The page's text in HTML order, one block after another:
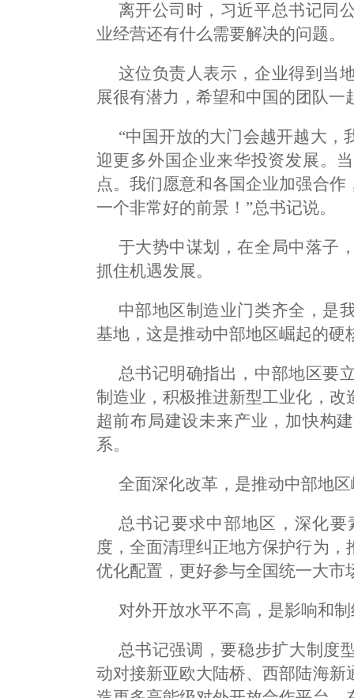
离开公司时，习近平总书记同
业经营还有什么需要解决的问题。
这位负责人表示，企业得到当
展很有潜力，希望和中国的团队
“中国开放的大门会越开越大
迎更多外国企业来华投资发展。
点。我们愿意和各国企业加强合
一个非常好的前景！”总书记说。
于大势中谋划，在全局中落子
抓住机遇发展。
中部地区制造业门类齐全，是
基地，这是推动中部地区崛起的硬
总书记明确指出，中部地区要
制造业，积极推进新型工业化，
超前布局建设未来产业，加快构
系。
全面深化改革，是推动中部地
总书记要求中部地区，深化
度，全面清理纠正地方保护行为
优化配置，更好参与全国统一大市
对外开放水平不高，是影响和
总书记强调，要稳步扩大制度
动对接新亚欧大陆桥、西部陆海